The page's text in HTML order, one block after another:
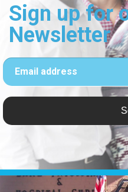
Sign up for
Newsletter
Email address